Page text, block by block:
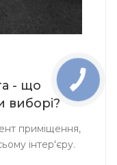
- що
виборі?
приміщення,
інтер'єру.